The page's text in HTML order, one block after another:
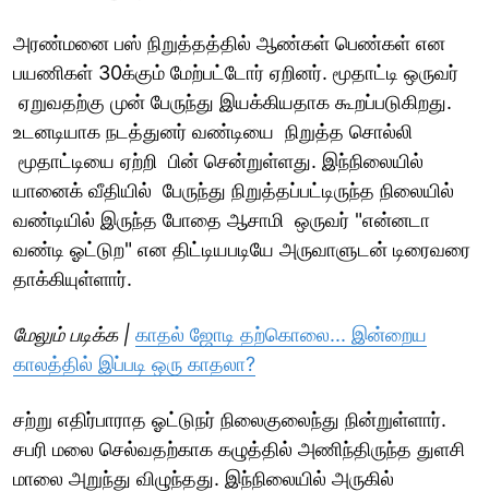
அரண்மனை பஸ் நிறுத்தத்தில் ஆண்கள் பெண்கள் என
பயணிகள் 30க்கும் மேற்பட்டோர் ஏறினர். மூதாட்டி ஒருவர்
ஏறுவதற்கு முன் பேருந்து இயக்கியதாக கூறப்படுகிறது.
உடனடியாக நடத்துனர் வண்டியை நிறுத்த சொல்லி
மூதாட்டியை ஏற்றி பின் சென்றுள்ளது. இந்நிலையில்
யானைக் வீதியில் பேருந்து நிறுத்தப்பட்டிருந்த நிலையில்
வண்டியில் இருந்த போதை ஆசாமி ஒருவர் "என்னடா
வண்டி ஓட்டுற" என திட்டியபடியே அருவாளுடன் டிரைவரை
தாக்கியுள்ளார்.
மேலும் படிக்க | காதல் ஜோடி தற்கொலை... இன்றைய
காலத்தில் இப்படி ஒரு காதலா?
சற்று எதிர்பாராத ஓட்டுநர் நிலைகுலைந்து நின்றுள்ளார்.
சபரி மலை செல்வதற்காக கழுத்தில் அணிந்திருந்த துளசி
மாலை அறுந்து விழுந்தது. இந்நிலையில் அருகில்